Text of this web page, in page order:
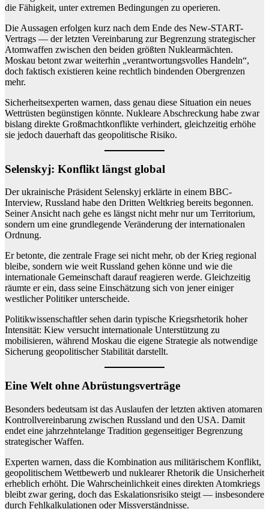
die Fähigkeit, unter extremen Bedingungen zu operieren.
Die Aussagen erfolgen kurz nach dem Ende des New-START-
Vertrags — der letzten Vereinbarung zur Begrenzung strategischer
Atomwaffen zwischen den beiden größten Nuklearmächten.
Moskau betont zwar weiterhin „verantwortungsvolles Handeln“,
doch faktisch existieren keine rechtlich bindenden Obergrenzen
mehr.
Sicherheitsexperten warnen, dass genau diese Situation ein neues
Wettrüsten begünstigen könnte. Nukleare Abschreckung habe zwar
bislang direkte Großmachtkonflikte verhindert, gleichzeitig erhöhe
sie jedoch dauerhaft das geopolitische Risiko.
Selenskyj: Konflikt längst global
Der ukrainische Präsident Selenskyj erklärte in einem BBC-
Interview, Russland habe den Dritten Weltkrieg bereits begonnen.
Seiner Ansicht nach gehe es längst nicht mehr nur um Territorium,
sondern um eine grundlegende Veränderung der internationalen
Ordnung.
Er betonte, die zentrale Frage sei nicht mehr, ob der Krieg regional
bleibe, sondern wie weit Russland gehen könne und wie die
internationale Gemeinschaft darauf reagieren werde. Gleichzeitig
räumte er ein, dass seine Einschätzung sich von jener einiger
westlicher Politiker unterscheide.
Politikwissenschaftler sehen darin typische Kriegsrhetorik hoher
Intensität: Kiew versucht internationale Unterstützung zu
mobilisieren, während Moskau die eigene Strategie als notwendige
Sicherung geopolitischer Stabilität darstellt.
Eine Welt ohne Abrüstungsverträge
Besonders bedeutsam ist das Auslaufen der letzten aktiven atomaren
Kontrollvereinbarung zwischen Russland und den USA. Damit
endet eine jahrzehntelange Tradition gegenseitiger Begrenzung
strategischer Waffen.
Experten warnen, dass die Kombination aus militärischem Konflikt,
geopolitischem Wettbewerb und nuklearer Rhetorik die Unsicherheit
erheblich erhöht. Die Wahrscheinlichkeit eines direkten Atomkriegs
bleibt zwar gering, doch das Eskalationsrisiko steigt — insbesondere
durch Fehlkalkulationen oder Missverständnisse.